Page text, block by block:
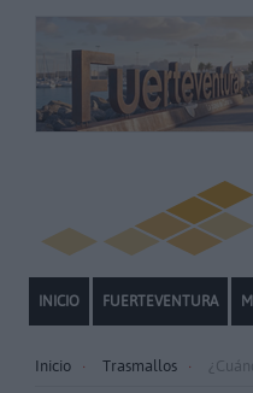
INICIO FUERTEVENTURA
Inicio Trasmallos